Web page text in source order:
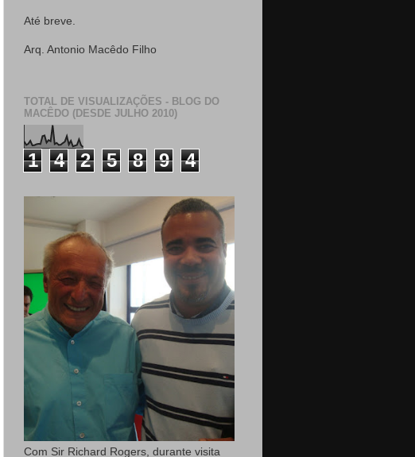
Até breve.
Arq. Antonio Macêdo Filho
TOTAL DE VISUALIZAÇÕES - BLOG DO
MACÊDO (DESDE JULHO 2010)
1 4 2 5 8 9 4
Com Sir Richard Rogers, durante visita